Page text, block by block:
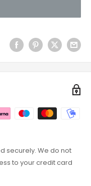
securely. We do not
to your credit card